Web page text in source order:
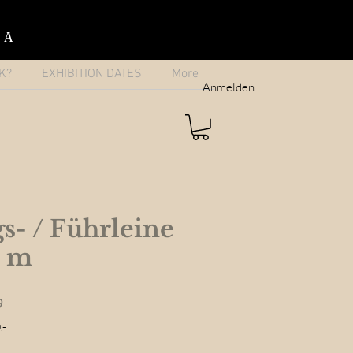
Anmelden
EXHIBITION DATES More
/ Führleine
m
Sale